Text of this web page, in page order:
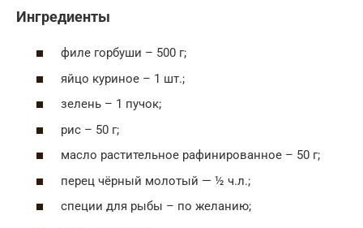
Ингредиенты
филе горбуши – 500 г;
яйцо куриное – 1 шт.;
зелень – 1 пучок;
рис – 50 г;
масло растительное рафинированное – 50 г;
перец чёрный молотый — ½ ч.л.;
специи для рыбы – по желанию;